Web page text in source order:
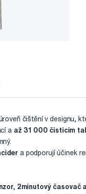
čištění v designu,
a až 31 000 čisticím
a podporují účinek
2minutový